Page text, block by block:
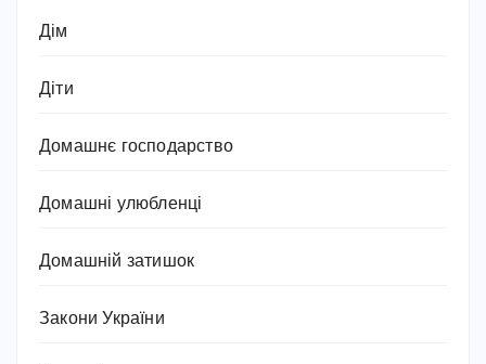
Дім
Діти
Домашнє господарство
Домашні улюбленці
Домашній затишок
Закони України